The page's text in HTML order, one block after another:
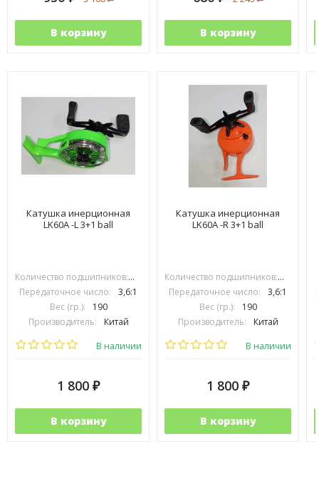
В корзину В корзину
Катушка инерционная
LK60A -L 3+1 ball
Количество подшипников:
Передаточное число:
3,6:1
Вес (гр.):
190
Производитель:
Китай
В наличии
1 800 ₽
В корзину
Катушка инерционная
LK60A -R 3+1 ball
Количество подшипников:
Передаточное число:
3,6:1
Вес (гр.):
190
Производитель:
Китай
В наличии
1 800 ₽
В корзину